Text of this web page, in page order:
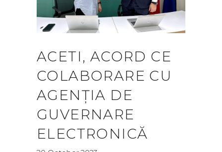
ACETI, ACORD CE
COLABORARE CU
AGENȚIA DE
GUVERNARE
ELECTRONICĂ